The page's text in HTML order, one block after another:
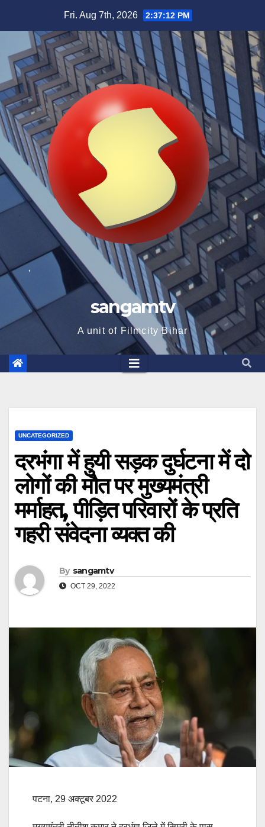
content
Fri. Aug 7th, 2026 2:37:13 PM
sangamtv
A unit of Filmcity Bihar
UNCATEGORIZED
दरभंगा में हुयी सड़क दुर्घटना में दो
लोगों की मौत पर मुख्यमंत्री
मर्माहत, पीड़ित परिवारों के प्रति
गहरी संवेदना व्यक्त की
By sangamtv
OCT 29, 2022
पटना, 29 अक्टूबर 2022